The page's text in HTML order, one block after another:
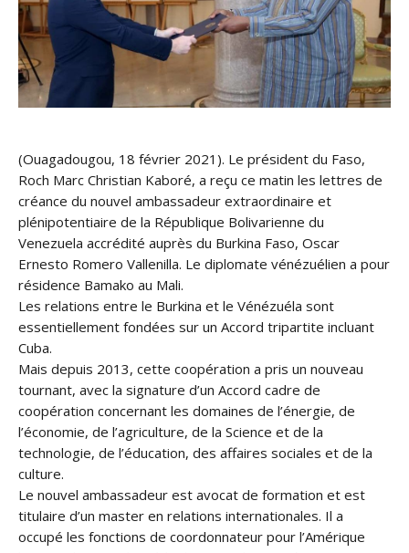
(Ouagadougou, 18 février 2021). Le président du Faso,
Roch Marc Christian Kaboré, a reçu ce matin les lettres de
créance du nouvel ambassadeur extraordinaire et
plénipotentiaire de la République Bolivarienne du
Venezuela accrédité auprès du Burkina Faso, Oscar
Ernesto Romero Vallenilla. Le diplomate vénézuélien a pour
résidence Bamako au Mali.
Les relations entre le Burkina et le Vénézuéla sont
essentiellement fondées sur un Accord tripartite incluant
Cuba.
Mais depuis 2013, cette coopération a pris un nouveau
tournant, avec la signature d’un Accord cadre de
coopération concernant les domaines de l’énergie, de
l’économie, de l’agriculture, de la Science et de la
technologie, de l’éducation, des affaires sociales et de la
culture.
Le nouvel ambassadeur est avocat de formation et est
titulaire d’un master en relations internationales. Il a
occupé les fonctions de coordonnateur pour l’Amérique